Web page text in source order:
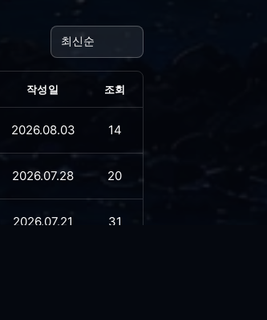
작성일 조회
2026.08.03 14
2026.07.28 20
2026.07.21 31